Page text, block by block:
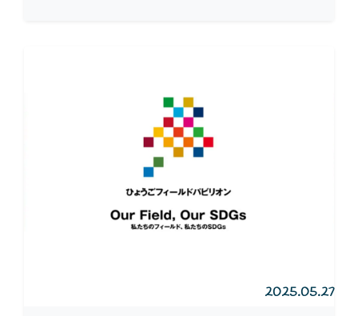
2025.05.27